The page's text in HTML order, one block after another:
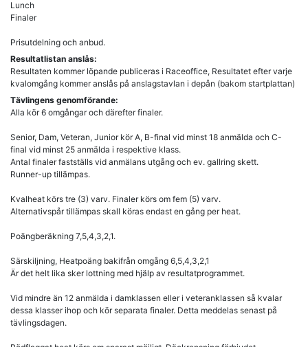
Lunch
Finaler
Prisutdelning och anbud.
Resultatlistan anslås:
Resultaten kommer löpande publiceras i Raceoffice, Resultatet efter varje
kvalomgång kommer anslås på anslagstavlan i depån (bakom startplattan)
Tävlingens genomförande:
Alla kör 6 omgångar och därefter finaler.
Senior, Dam, Veteran, Junior kör A, B-final vid minst 18 anmälda och C-
final vid minst 25 anmälda i respektive klass.
Antal finaler fastställs vid anmälans utgång och ev. gallring skett.
Runner-up tillämpas.
Kvalheat körs tre (3) varv. Finaler körs om fem (5) varv.
Alternativspår tillämpas skall köras endast en gång per heat.
Poängberäkning 7,5,4,3,2,1.
Särskiljning, Heatpoäng bakifrån omgång 6,5,4,3,2,1
Är det helt lika sker lottning med hjälp av resultatprogrammet.
Vid mindre än 12 anmälda i damklassen eller i veteranklassen så kvalar
dessa klasser ihop och kör separata finaler. Detta meddelas senast på
tävlingsdagen.